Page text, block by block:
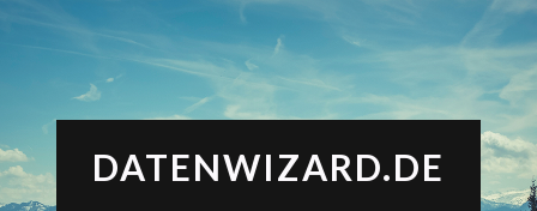
DATENWIZARD.DE